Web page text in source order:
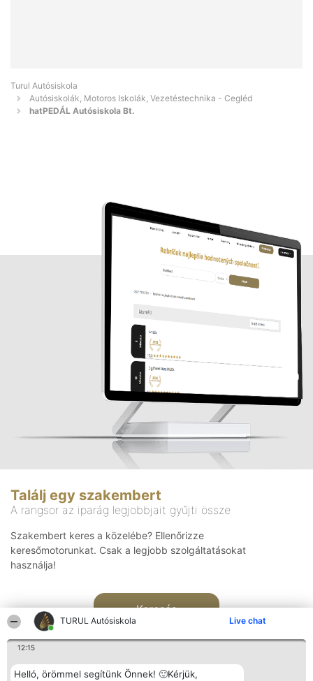
TURUL Autósiskola Live chat
12:15
Helló, örömmel segítünk Önnek! 🙂Kérjük,
Turul Autósiskola
Autósiskolák, Motoros Iskolák, Vezetéstechnika - Cegléd
hatPEDÁL Autósiskola Bt.
Találj egy szakembert
A rangsor az iparág legjobbjait gyűjti össze
Szakembert keres a közelébe? Ellenőrizze
keresőmotorunkat. Csak a legjobb szolgáltatásokat
használja!
Keresés